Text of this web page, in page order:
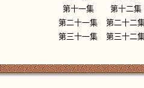
第十一集
第十二集
第二十一集
第二十二
第三十一集
第三十二